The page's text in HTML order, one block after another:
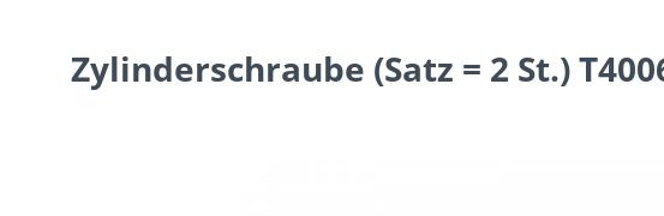
Zylinderschraube (Satz = 2 St.)